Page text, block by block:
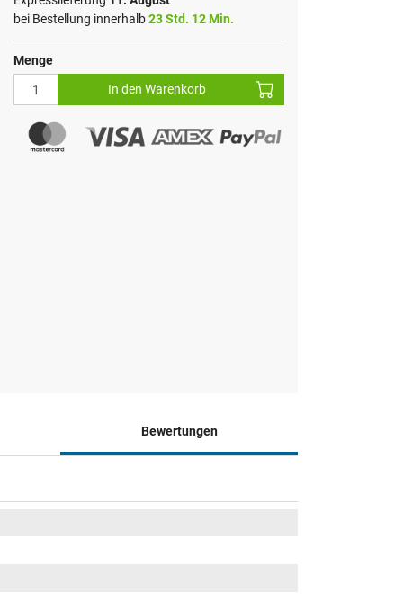
bei Bestellung innerhalb23 Std. 12 Min.
Menge
In den Warenkorb
Bewertungen